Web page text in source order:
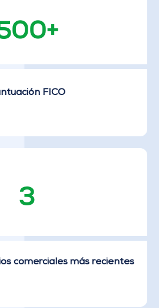
FICO
3
comerciales más recientes